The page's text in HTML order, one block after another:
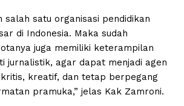
salah satu organisasi pendidikan
di Indonesia. Maka sudah
juga memiliki keterampilan
jurnalistik, agar dapat menjadi agen
kreatif, dan tetap berpegang
pramuka,” jelas Kak Zamroni.